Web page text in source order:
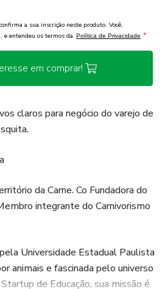
a sua inscrição neste produto. Você,
e entendeu os termos da Política de Privacidade *
em comprar!
claros para negócio do varejo de
da Carne. Co Fundadora do
integrante do Carnivorismo
Universidade Estadual Paulista
animais e fascinada pelo universo
de Educação, sua missão é